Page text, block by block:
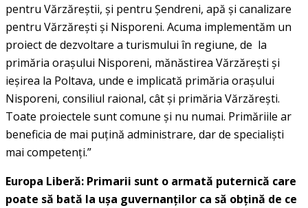
pentru Vărzăreştii, şi pentru Şendreni, apă şi canalizare
pentru Vărzăreşti şi Nisporeni. Acuma implementăm un
proiect de dezvoltare a turismului în regiune, de la
primăria oraşului Nisporeni, mănăstirea Vărzăreşti şi
ieşirea la Poltava, unde e implicată primăria oraşului
Nisporeni, consiliul raional, cât şi primăria Vărzăreşti.
Toate proiectele sunt comune şi nu numai. Primăriile ar
beneficia de mai puţină administrare, dar de specialişti
mai competenţi.”
Europa Liberă: Primarii sunt o armată puternică care
poate să bată la uşa guvernanţilor ca să obţină de ce